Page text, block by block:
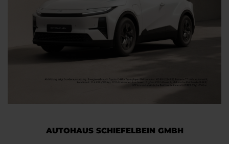
AUTOHAUS SCHIEFELBEIN GMBH